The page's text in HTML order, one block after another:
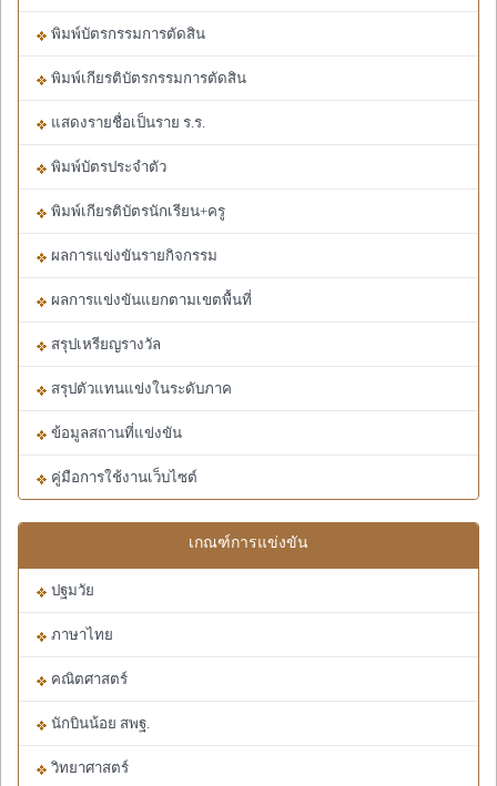
พิมพ์บัตรกรรมการตัดสิน
พิมพ์เกียรติบัตรกรรมการตัดสิน
แสดงรายชื่อเป็นราย ร.ร.
พิมพ์บัตรประจำตัว
พิมพ์เกียรติบัตรนักเรียน+ครู
ผลการแข่งขันรายกิจกรรม
ผลการแข่งขันแยกตามเขตพื้นที่
สรุปเหรียญรางวัล
สรุปตัวแทนแข่งในระดับภาค
ข้อมูลสถานที่แข่งขัน
คู่มือการใช้งานเว็บไซต์
เกณฑ์การแข่งขัน
ปฐมวัย
ภาษาไทย
คณิตศาสตร์
นักบินน้อย สพฐ.
วิทยาศาสตร์